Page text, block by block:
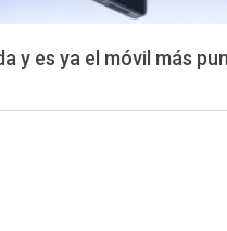
y es ya el móvil más